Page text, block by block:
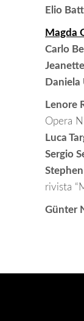
Elio
Magda
Carlo
Daniela
Lenore
Opera
Luca
Sergio
rivista
Günter